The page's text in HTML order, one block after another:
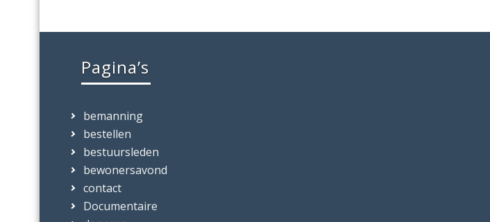
Pagina’s
bemanning
bestellen
bestuursleden
bewonersavond
contact
Documentaire